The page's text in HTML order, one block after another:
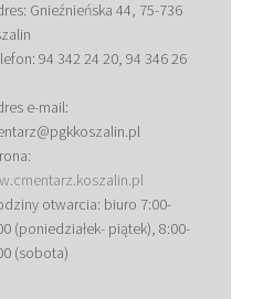
Gnieźnieńska 44, 75-736
94 342 24 20, 94 346 26
e-mail:
otwarcia: biuro 7:00-
(poniedziałek- piątek), 8:00-
(sobota)